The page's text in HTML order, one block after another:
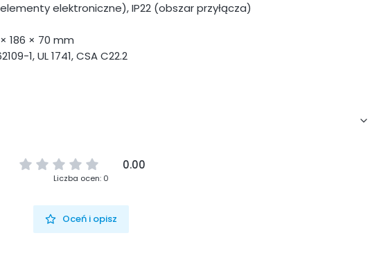
elektroniczne), IP22 (obszar przyłącza)
186 × 70 mm
1, UL 1741, CSA C22.2
0.00
Liczba ocen: 0
Oceń i opisz